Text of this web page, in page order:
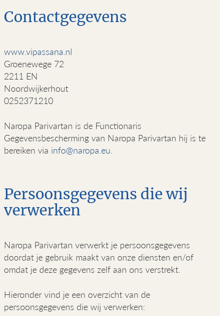
Contactgegevens
www.vipassana.nl
Groenewege 72
2211 EN
Noordwijkerhout
0252371210
Naropa Parivartan is de Functionaris
Gegevensbescherming van Naropa Parivartan hij is te
bereiken via info@naropa.eu
Persoonsgegevens die wij
verwerken
Naropa Parivartan verwerkt je persoonsgegevens
doordat je gebruik maakt van onze diensten en/of
omdat je deze gegevens zelf aan ons verstrekt.
Hieronder vind je een overzicht van de
persoonsgegevens die wij verwerken: